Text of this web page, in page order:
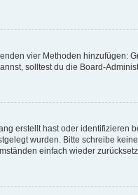
vier Methoden hinzufügen:
solltest du die Board-
erstellt hast oder identifizieren
wurden. Bitte schreibe
einfach wieder